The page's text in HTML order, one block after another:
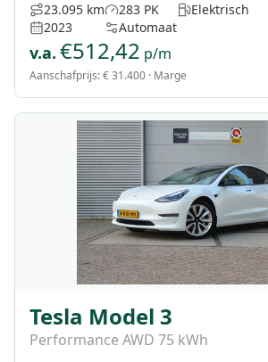
23.095 km
2023
283 PK
Automaat
Elektrisch
v.a. €512,42 p/m
Aanschafprijs:€ 31.400 · Marge
Tesla Model 3
Performance AWD 75 kWh